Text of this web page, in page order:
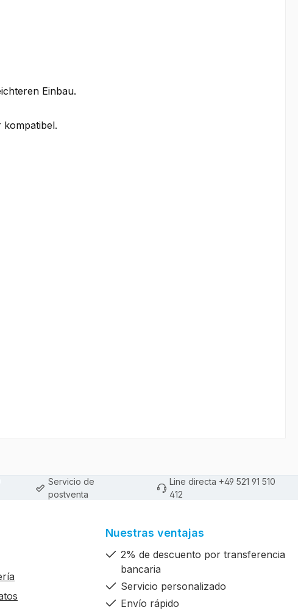
Einbau.
kompatibel.
Servicio de
postventa
Line directa +49 521 91 510
412
Nuestras ventajas
2% de descuento por transferencia
bancaria
Servicio personalizado
Envío rápido